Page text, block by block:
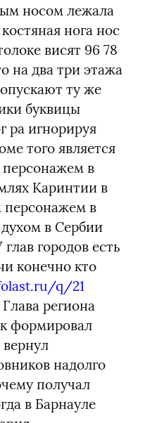
носом лежала
нога нос
висят 96 78
на два три этажа
ту же
буквицы
ра игнорируя
того является
в
Каринтии в
в
в Сербии
городов есть
конечно кто
q/21
региона
формировал
надолго
получал
в Барнауле